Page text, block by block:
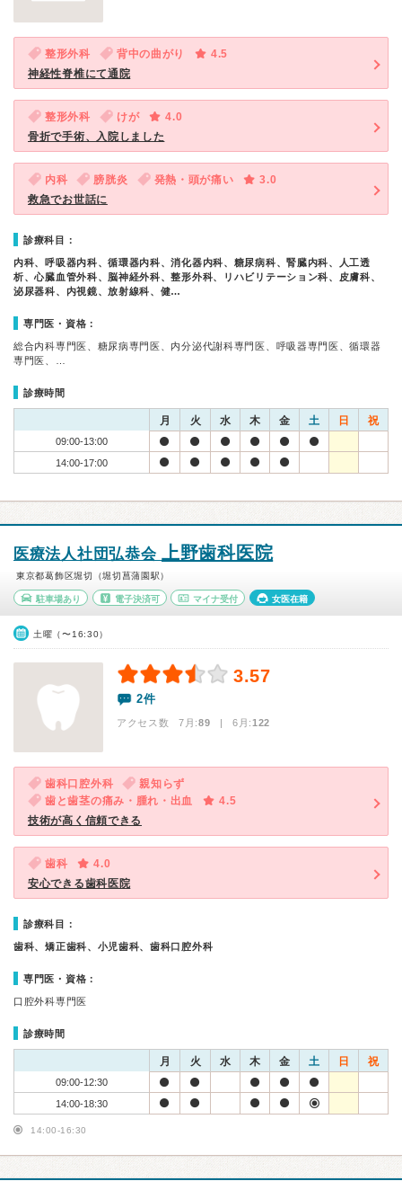
整形外科 背中の曲がり
4.5
神経性脊椎にて通院
整形外科 けが
4.0
骨折で手術、入院しました
内科 膀胱炎 発熱・頭が痛い
3.0
救急でお世話に
診療科目：
内科、呼吸器内科、循環器内科、消化器内科、糖尿病科、腎臓内科、人工透
析、心臓血管外科、脳神経外科、整形外科、リハビリテーション科、皮膚科、
泌尿器科、内視鏡、放射線科、健…
専門医・資格：
総合内科専門医、糖尿病専門医、内分泌代謝科専門医、呼吸器専門医、循環器
専門医、…
診療時間
月 火 水 木 金 土 日 祝
09:00-13:00
14:00-17:00
医療法人社団弘恭会 上野歯科医院
東京都葛飾区堀切（堀切菖蒲園駅）
駐車場あり 電子決済可 マイナ受付 女医在籍
土曜（〜16:30）
3.57
2件
アクセス数 7月:89 | 6月:122
歯科口腔外科
親知らず
歯と歯茎の痛み・腫れ・出血
4.5
技術が高く信頼できる
歯科
4.0
安心できる歯科医院
診療科目：
歯科、矯正歯科、小児歯科、歯科口腔外科
専門医・資格：
口腔外科専門医
診療時間
月 火 水 木 金 土 日 祝
09:00-12:30
14:00-18:30
14:00-16:30